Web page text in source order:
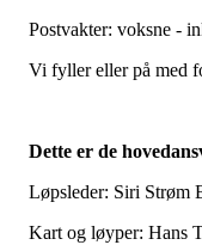
Postvakter: voksne -
Vi fyller eller på med
Dette er de
Løpsleder: Siri Strøm
Kart og løyper: Hans